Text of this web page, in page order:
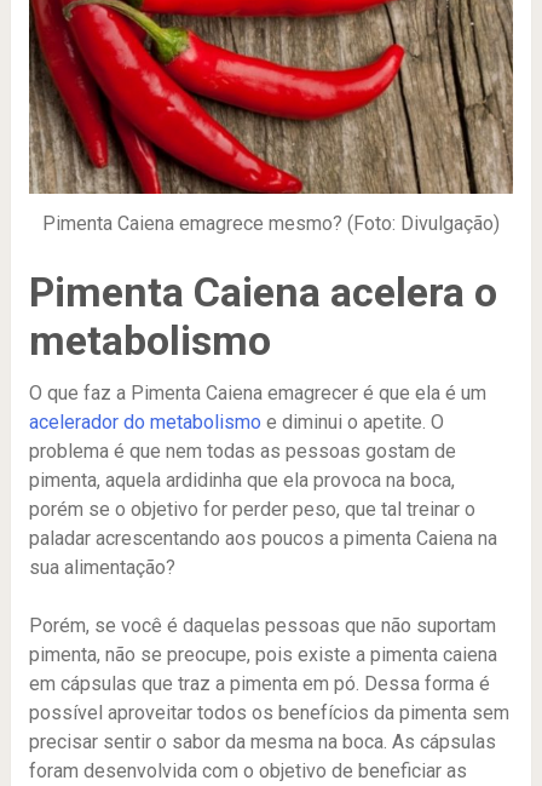
Pimenta Caiena emagrece mesmo? (Foto: Divulgação)
Pimenta Caiena acelera o
metabolismo
O que faz a Pimenta Caiena emagrecer é que ela é um
acelerador do metabolismo e diminui o apetite. O
problema é que nem todas as pessoas gostam de
pimenta, aquela ardidinha que ela provoca na boca,
porém se o objetivo for perder peso, que tal treinar o
paladar acrescentando aos poucos a pimenta Caiena na
sua alimentação?
Porém, se você é daquelas pessoas que não suportam
pimenta, não se preocupe, pois existe a pimenta caiena
em cápsulas que traz a pimenta em pó. Dessa forma é
possível aproveitar todos os benefícios da pimenta sem
precisar sentir o sabor da mesma na boca. As cápsulas
foram desenvolvida com o objetivo de beneficiar as